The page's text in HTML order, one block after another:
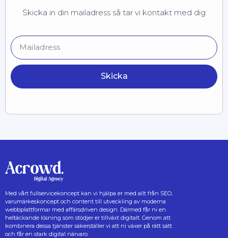
Skicka in din mailadress så tar vi kontakt med dig
Skicka
Med vårt fullservicekoncept kan vi hjälpa er med allt från SEO,
varumärkeskoncept och content till utveckling av moderna
webbplattformar med affärsdriven design. Därmed får ni en
heltäckande lösning som stödjer er tillväxt digitalt. Genom att
kombinera dessa tjänster säkerställer vi att ni växer på rätt sätt
och får en stark digital närvaro.